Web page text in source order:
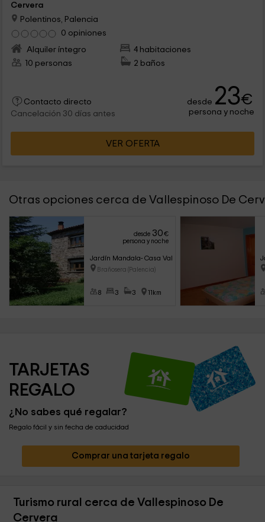
Cervera
Polentinos, Palencia
0 opiniones
Alquiler íntegro
4 habitaciones
10 personas
2 baños
Contacto directo
Cancelación 30 días antes
desde 23€
persona y noche
VER OFERTA
Otras opciones cerca de Vallespinoso De
desde 30€
persona y noche
Jardín Mandala- Casa Valle de Brezos
Brañosera (Palencia)
8 3 3 11km
TARJETAS
REGALO
¿No sabes qué regalar?
Regalo fácil y sin fecha de caducidad
Comprar una tarjeta regalo
Turismo rural cerca de Vallespinoso De
Cervera